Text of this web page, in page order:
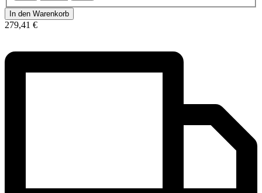
In den Warenkorb
279,41 €